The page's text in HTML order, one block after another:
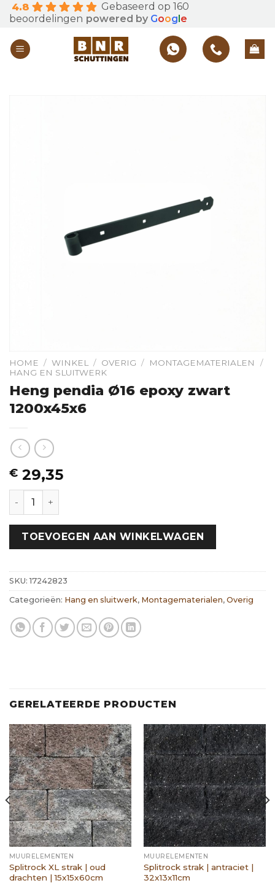
Skip
to
content
4.8
Gebaseerd op 160
beoordelingen powered by Goog e
HOME / WINKEL / OVERIG / MONTAGEMATERIALEN
/
HANG EN SLUITWERK
Heng pendia Ø16 epoxy zwart
1200x45x6
€ 29,35
Heng pendia Ø16 epoxy zwart 1200x45x6 hoeveelheid
TOEVOEGEN AAN WINKELWAGEN
SKU:17242823
Categorieën: Hang en sluitwerk, Montagematerialen, Overig
GERELATEERDE PRODUCTEN
MUURELEMENTEN
Splitrock XL strak | oud
drachten | 15x15x60cm
MUURELEMENTEN
Splitrock strak | antraciet |
32x13x11cm